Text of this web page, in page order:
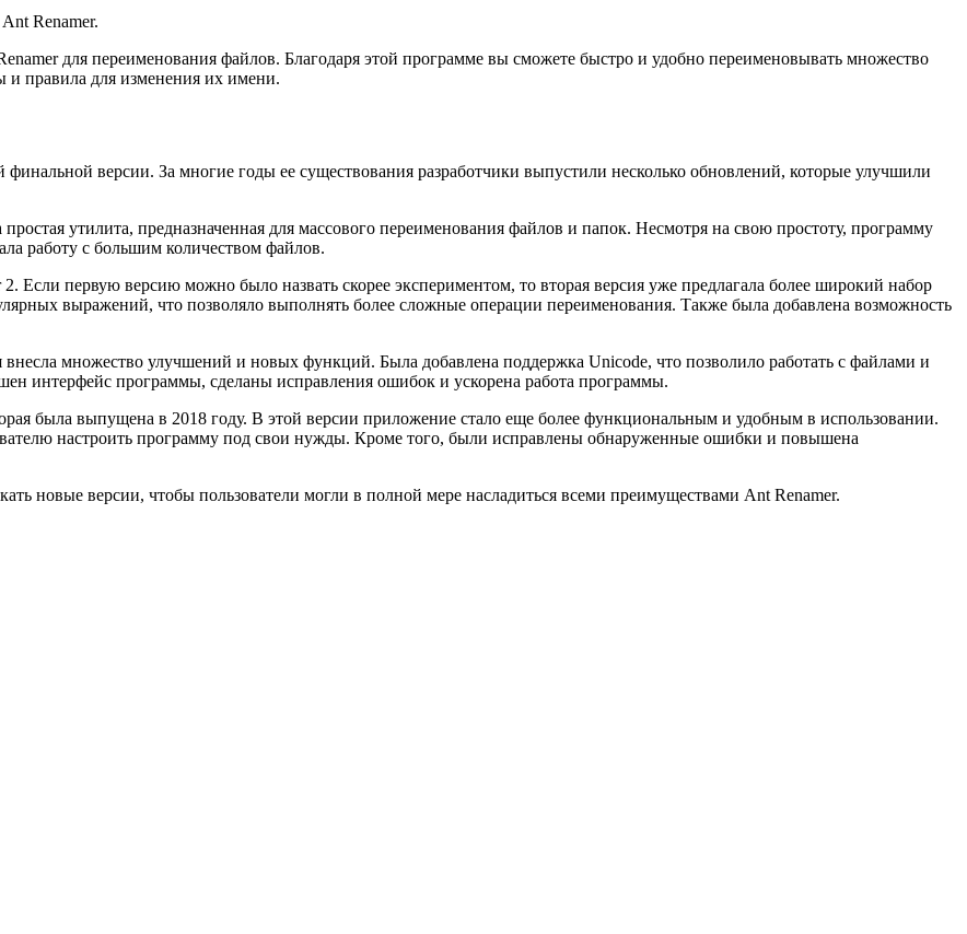
Renamer.
для переименования файлов. Благодаря этой программе вы сможете быстро и удобно переименовывать множество
и правила для изменения их имени.
финальной версии. За многие годы ее существования разработчики выпустили несколько обновлений, которые улучшили
утилита, предназначенная для массового переименования файлов и папок. Несмотря на свою простоту, программу
работу с большим количеством файлов.
первую версию можно было назвать скорее экспериментом, то вторая версия уже предлагала более широкий набор
выражений, что позволяло выполнять более сложные операции переименования. Также была добавлена возможность
внесла множество улучшений и новых функций. Была добавлена поддержка Unicode, что позволило работать с файлами и
интерфейс программы, сделаны исправления ошибок и ускорена работа программы.
была выпущена в 2018 году. В этой версии приложение стало еще более функциональным и удобным в использовании.
настроить программу под свои нужды. Кроме того, были исправлены обнаруженные ошибки и повышена
новые версии, чтобы пользователи могли в полной мере насладиться всеми преимуществами Ant Renamer.